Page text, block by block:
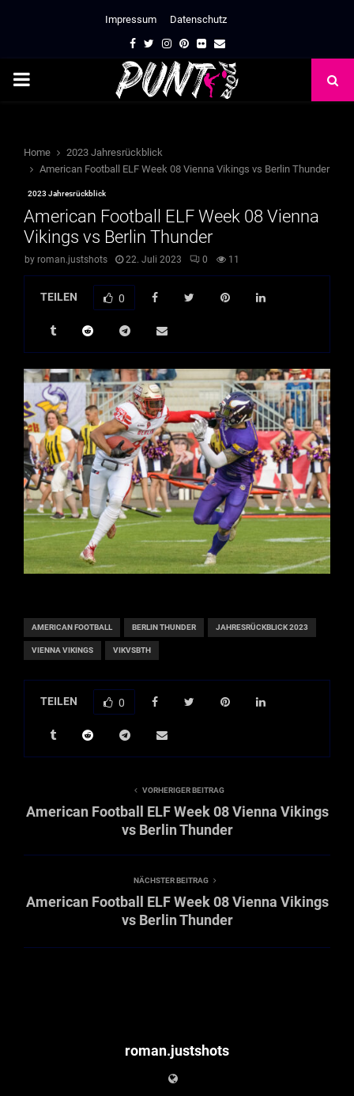
Impressum Datenschutz
Facebook
TwitterInstagram
Pinterest
FlickrEmail
PRIMARY
Home
2023 Jahresrückblick
American Football ELF Week 08 Vienna Vikings vs Berlin Thunder
2023 Jahresrückblick
American Football ELF Week 08 Vienna
Vikings vs Berlin Thunder
by roman.justshots 22. Juli 2023 0 11
TEILEN 0
AMERICAN FOOTBALL BERLIN THUNDER JAHRESRÜCKBLICK 2023
VIENNA VIKINGS VIKVSBTH
TEILEN 0
VORHERIGER BEITRAG
American Football ELF Week 08 Vienna Vikings
vs Berlin Thunder
NÄCHSTER BEITRAG
American Football ELF Week 08 Vienna Vikings
vs Berlin Thunder
roman.justshots